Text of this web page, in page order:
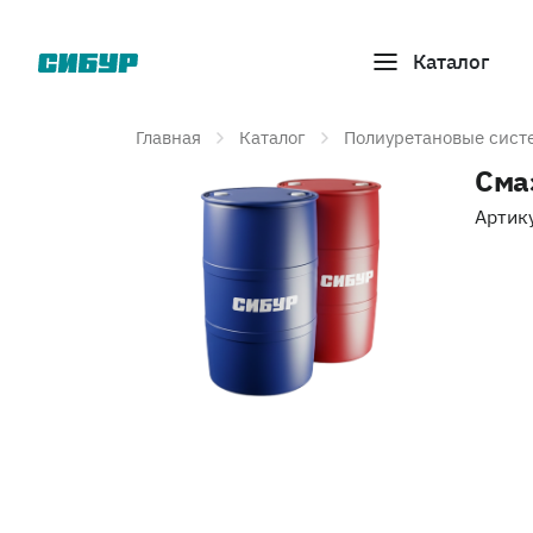
Каталог
Главная Каталог Полиуретановые